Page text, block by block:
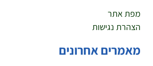
מפת אתר
הצהרת נגישות
מאמרים אחרונים